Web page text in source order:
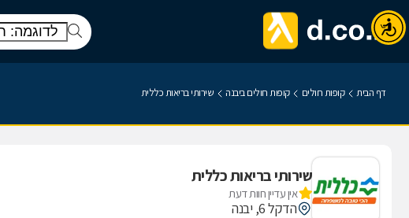
דף הבית קופות חולים קופות חולים ביבנה שירותי בריאות כללית
שירותי בריאות כללית
אין עדיין חוות דעת
הדקל 6, יבנה